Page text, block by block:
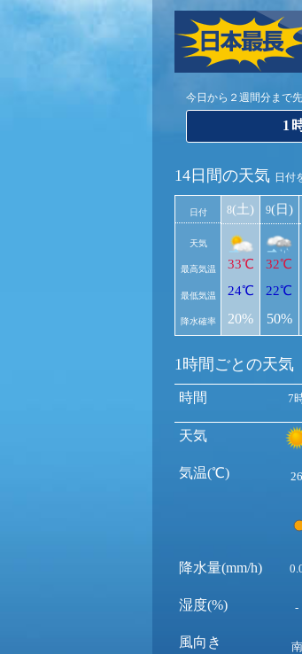
今日から２週間分まで
1
14日間の天気 日付
日付
天気
最高気温
最低気温
降水確率
8(土)
33℃
24℃
20%
9(日)
32℃
22℃
50%
1時間ごとの天気
時間
天気
気温(℃)
降水量(mm/h)
湿度(%)
風向き
7
26
-
南